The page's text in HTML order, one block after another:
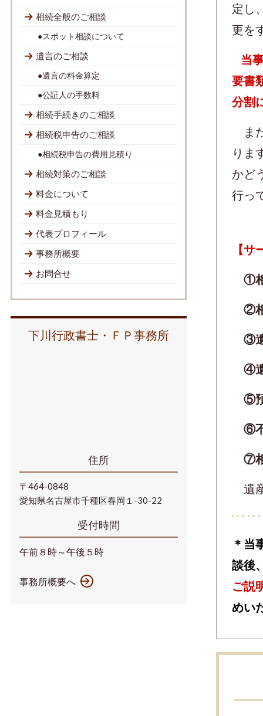
定し
更を
当
要書
分割
ま
りま
かど
行っ
【
①相
②相
③遺
④遺
⑤預
⑥不
⑦相
遺
＊当
談後
ご説
めい
相続全般のご相談
●スポット相談について
遺言のご相談
●遺言の料金算定
●公証人の手数料
相続手続きのご相談
相続税申告のご相談
●相続税申告の費用見積り
相続対策のご相談
料金について
料金見積もり
代表プロフィール
事務所概要
お問合せ
下川行政書士・ＦＰ事務所
住所
〒464-0848
愛知県名古屋市千種区春岡１-30-22
受付時間
午前８時～午後５時
事務所概要へ